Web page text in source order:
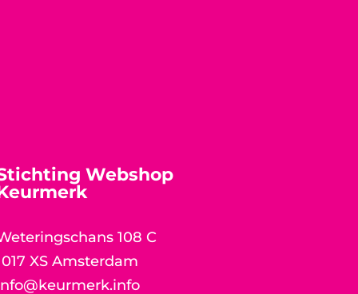
Webshop
108 C
XS Amsterdam